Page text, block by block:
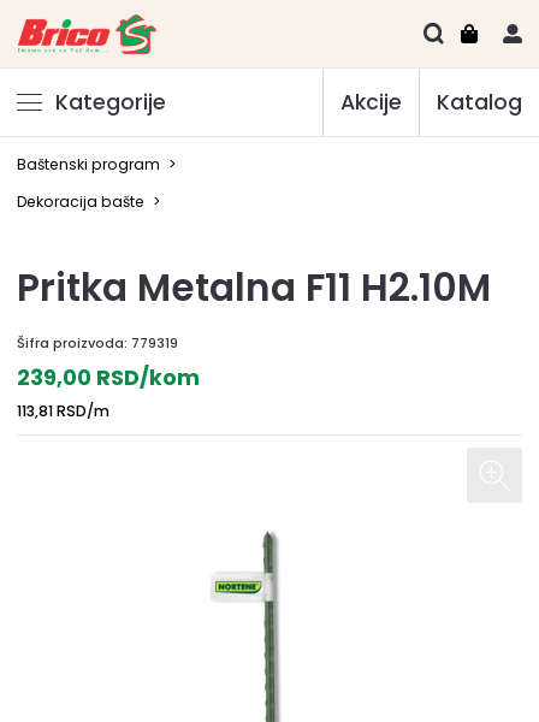
Kategorije Akcije Katalog
Baštenski program >
Dekoracija bašte >
Pritka Metalna F11 H2.10M
Šifra proizvoda: 779319
239,00 RSD/kom
113,81 RSD/m